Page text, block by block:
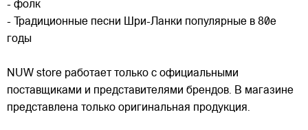
- фолк
- Традиционные песни Шри-Ланки популярные в 80е
годы
NUW store работает только с официальными
поставщиками и представителями брендов. В магазине
представлена только оригинальная продукция.